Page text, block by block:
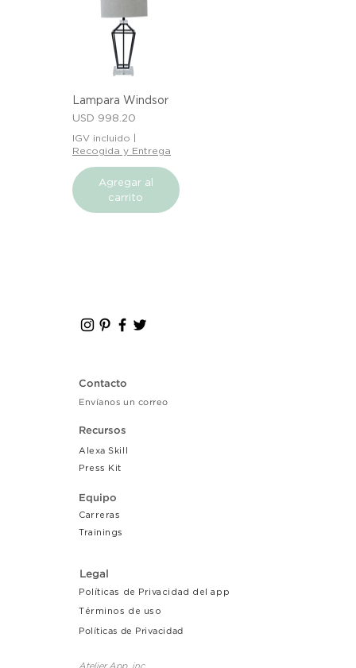
Lampara Windsor
Precio
USD 998.20
IGV incluido
Recogida y Entrega
Agregar al
carrito
Contacto
Envíanos un correo
Recursos
Alexa Skill
Press Kit
Equipo
Carreras
Trainings
Legal
Políticas de Privacidad del app
Términos de uso
Políticas de Privacidad